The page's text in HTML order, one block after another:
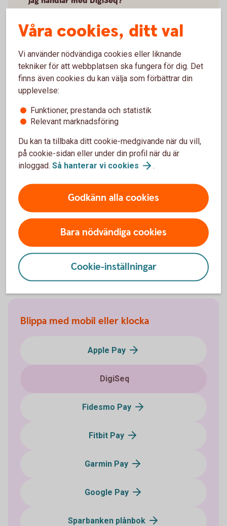
Kan jag ta ut pengar i uttagsautomat med
Fidesmo Pay?
Vad behöver jag göra om jag blivit av med min
wearable?
Jag har fått ett nytt kort, vad gör jag?
Vill du veta mer om DigiSeq?
Om du har frågor om DigiSeq, vänd dig till DigiSeq
för mer information.
DigiSeq(digiseq.co.uk)
Blippa med mobil eller klocka
Apple Pay
DigiSeq
Fidesmo Pay
Fitbit Pay
Garmin Pay
Google Pay
Sparbanken plånbok
Våra cookies, ditt val
Vi använder nödvändiga cookies eller liknande
tekniker för att webbplatsen ska fungera för dig. Det
finns även cookies du kan välja som förbättrar din
upplevelse:
Funktioner, prestanda och statistik
Relevant marknadsföring
Du kan ta tillbaka ditt cookie-medgivande när du vill,
på cookie-sidan eller under din profil när du är
inloggad. Så hanterar vi cookies .
Godkänn alla cookies
Bara nödvändiga cookies
Cookie-inställningar